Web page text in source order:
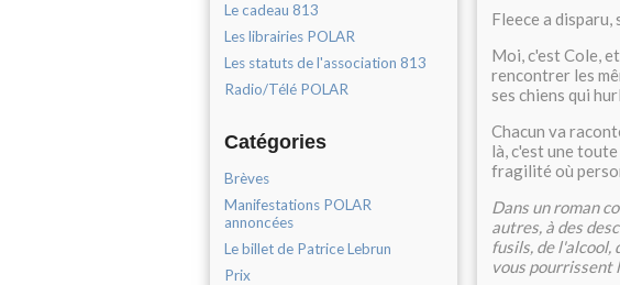
Le cadeau 813
Les librairies POLAR
Les statuts de l'association 813
Radio/Télé POLAR
Catégories
Brèves
Manifestations POLAR
annoncées
Le billet de Patrice Lebrun
Prix
Fleece a
Moi, c'est Cole,
rencontrer les
ses chiens qui
Chacun va
là, c'est une
fragilité où
Dans un roman
autres, à des
fusils, de l'alcool,
vous pourrissent